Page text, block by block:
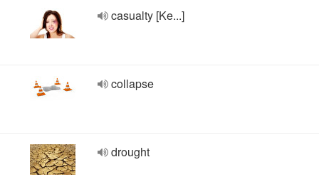
casualty [Ke...]
collapse
drought